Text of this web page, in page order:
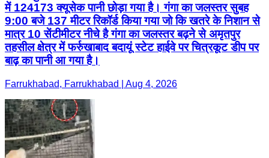
में 124173 क्यूसेक पानी छोड़ा गया है। गंगा का जलस्तर सुबह
9:00 बजे 137 मीटर रिकॉर्ड किया गया जो कि खतरे के निशान से
मात्र 10 सेंटीमीटर नीचे है गंगा का जलस्तर बढ़ने से अमृतपुर
तहसील क्षेत्र में फर्रुखाबाद बदायूं स्टेट हाईवे पर चित्रकूट डीप पर
बाढ़ का पानी आ गया है।
Farrukhabad, Farrukhabad | Aug 4, 2026